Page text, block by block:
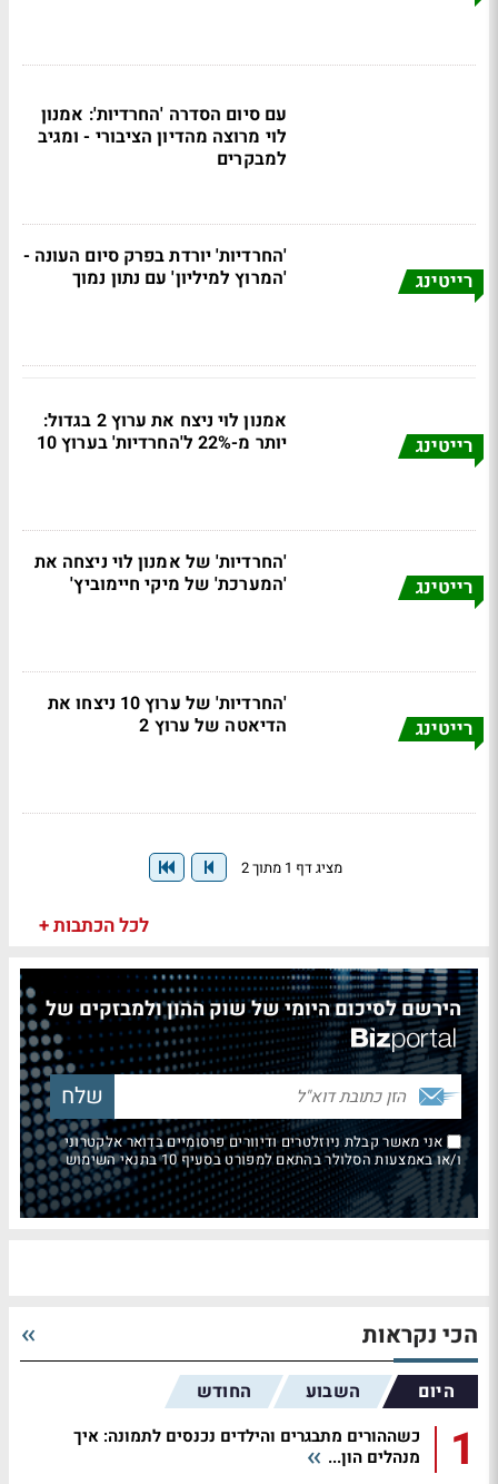
עם סיום הסדרה 'החרדיות': אמנון
לוי מרוצה מהדיון הציבורי - ומגיב
למבקרים
רייטינג
'החרדיות' יורדת בפרק סיום העונה -
'המרוץ למיליון' עם נתון נמוך
רייטינג
אמנון לוי ניצח את ערוץ 2 בגדול:
יותר מ-22% ל'החרדיות' בערוץ 10
רייטינג
'החרדיות' של אמנון לוי ניצחה את
'המערכת' של מיקי חיימוביץ'
רייטינג
'החרדיות' של ערוץ 10 ניצחו את
הדיאטה של ערוץ 2
מציג דף 1 מתוך 2
לכל הכתבות +
הירשם לסיכום היומי של שוק ההון ולמבזקים של
אני מאשר קבלת ניוזלטרים ודיוורים פרסומיים בדואר אלקטרוני
ו/או באמצעות הסלולר בהתאם למפורט בסעיף 10 בתנאי השימוש
הכי נקראות
היום השבוע החודש
1
כשההורים מתבגרים והילדים נכנסים לתמונה: איך
מנהלים הון...